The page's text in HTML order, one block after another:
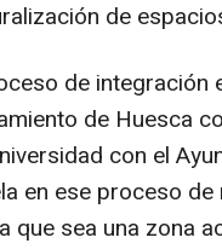
de
de integración
de Huesca
con el
en ese proceso
sea una zona